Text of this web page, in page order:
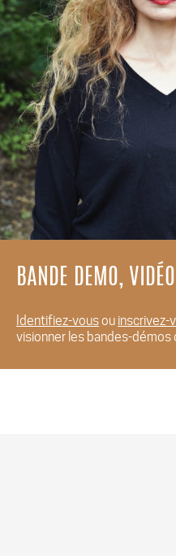
BANDE DEMO,
Identifiez-vousou inscrivez-
visionner les bandes-démos